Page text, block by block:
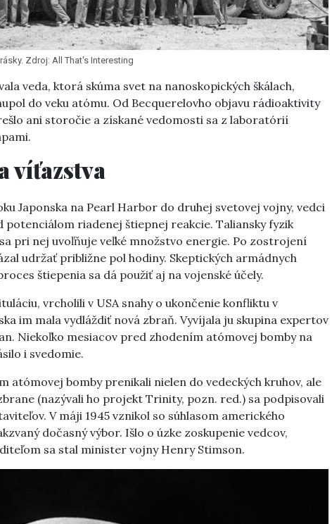
Zdroj: All That's Interesting
veda, ktorá skúma svet na nanoskopických škálach,
do veku atómu. Od Becquerelovho objavu rádioaktivity
ani storočie a získané vedomosti sa z laboratórií
víťazstva
Japonska na Pearl Harbor do druhej svetovej vojny, vedci
riadenej štiepnej reakcie. Taliansky fyzik
pri nej uvoľňuje veľké množstvo energie. Po zostrojení
udržať približne pol hodiny. Skeptických armádnych
štiepenia sa dá použiť aj na vojenské účely.
vrcholili v USA snahy o ukončenie konfliktu v
im mala vydláždiť nová zbraň. Vyvíjala ju skupina expertov
Niekoľko mesiacov pred zhodením atómovej bomby na
i svedomie.
atómovej bomby prenikali nielen do vedeckých kruhov, ale
(nazývali ho projekt Trinity, pozn. red.) sa podpisovali
V máji 1945 vznikol so súhlasom amerického
dočasný výbor. Išlo o úzke zoskupenie vedcov,
sa stal minister vojny Henry Stimson.